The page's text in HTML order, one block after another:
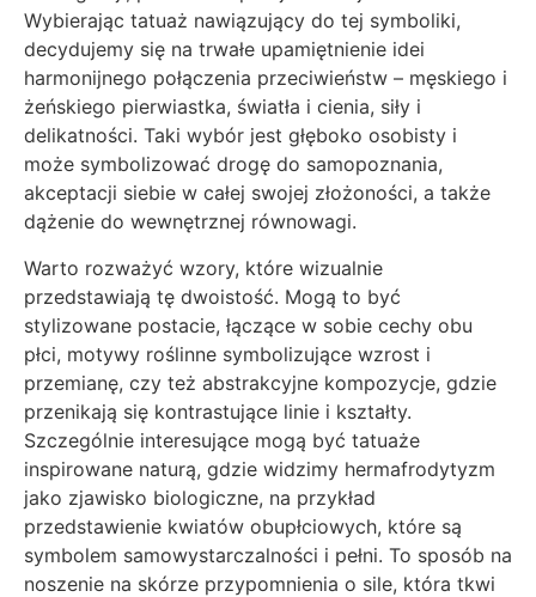
Wybierając tatuaż nawiązujący do tej symboliki,
decydujemy się na trwałe upamiętnienie idei
harmonijnego połączenia przeciwieństw – męskiego i
żeńskiego pierwiastka, światła i cienia, siły i
delikatności. Taki wybór jest głęboko osobisty i
może symbolizować drogę do samopoznania,
akceptacji siebie w całej swojej złożoności, a także
dążenie do wewnętrznej równowagi.
Warto rozważyć wzory, które wizualnie
przedstawiają tę dwoistość. Mogą to być
stylizowane postacie, łączące w sobie cechy obu
płci, motywy roślinne symbolizujące wzrost i
przemianę, czy też abstrakcyjne kompozycje, gdzie
przenikają się kontrastujące linie i kształty.
Szczególnie interesujące mogą być tatuaże
inspirowane naturą, gdzie widzimy hermafrodytyzm
jako zjawisko biologiczne, na przykład
przedstawienie kwiatów obupłciowych, które są
symbolem samowystarczalności i pełni. To sposób na
noszenie na skórze przypomnienia o sile, która tkwi